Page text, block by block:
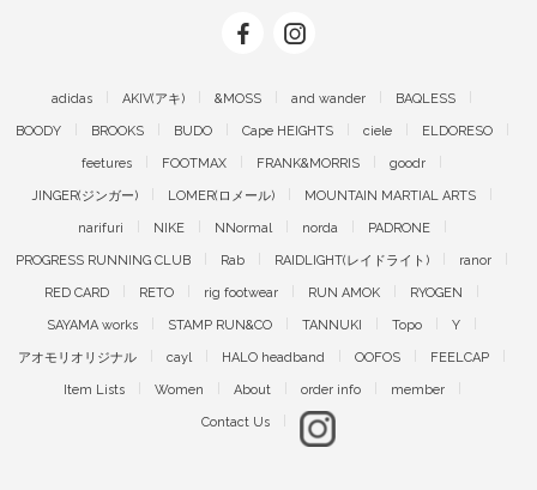
adidas AKIV(アキ) &MOSS and wander BAQLESS
BOODY BROOKS BUDO Cape HEIGHTS ciele ELDORESO
feetures FOOTMAX FRANK&MORRIS goodr
JINGER(ジンガー) LOMER(ロメール) MOUNTAIN MARTIAL ARTS
narifuri NIKE NNormal norda PADRONE
PROGRESS RUNNING CLUB Rab RAIDLIGHT(レイドライト) ranor
RED CARD RETO rig footwear RUN AMOK RYOGEN
SAYAMA works STAMP RUN&CO TANNUKI Topo Y
アオモリオリジナル cayl HALO headband OOFOS FEELCAP
Item Lists Women About order info member
Contact Us